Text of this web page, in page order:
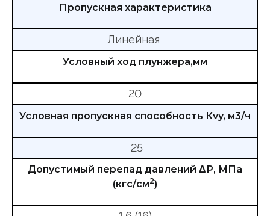
Пропускная характеристика
Линейная
Условный ход плунжера,мм
20
Условная пропускная способность Кvy, м3/ч
25
Допустимый перепад давлений ΔР, МПа
(кгс/см2)